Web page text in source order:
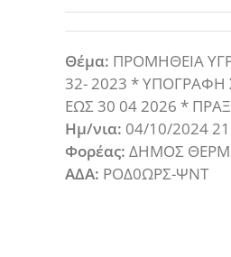
Θέμα: ΠΡΟΜΗΘΕΙΑ
32- 2023 * ΥΠΟΓΡΑΦΗ
ΕΩΣ 30 04 2026 *
Ημ/νια: 04/10/2024
Φορέας: ΔΗΜΟΣ
ΑΔΑ: ΡΟΔ0ΩΡΣ-ΨΝΤ